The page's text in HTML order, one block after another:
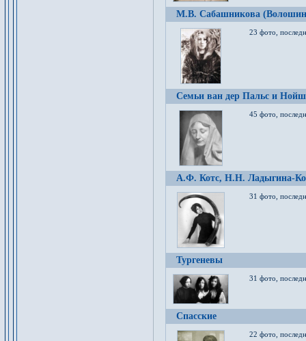
М.В. Сабашникова
23 фото,
Семьи ван дер Пальс и
45 фото,
А.Ф. Котс, Н.Н. Ладыгина-
31 фото,
Тургеневы
31 фото,
Спасские
22 фото,